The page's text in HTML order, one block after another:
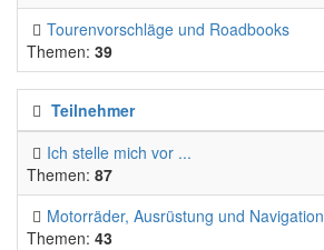
Tourenvorschläge und Roadbooks
Themen: 39
Teilnehmer
Ich stelle mich vor ...
Themen: 87
Motorräder, Ausrüstung und Navigation
Themen: 43